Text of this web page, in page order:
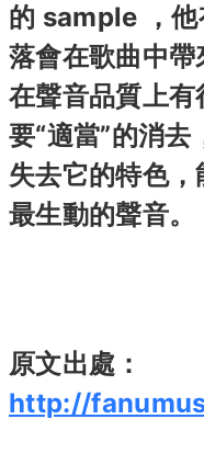
的 sample ，他
落會在歌曲中
在聲音品質上
要“適當”的消
失去它的特色，
最生動的聲音。
原文出處：
http://